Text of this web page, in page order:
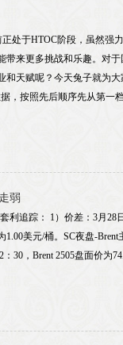
处于HTOC阶段，虽然强
带来更多挑战和乐趣。对
和天赋呢？今天兔子就为
，按照先后顺序先从第一
弱
追踪： 1）价差：3月28
美元/桶。SC夜盘-Brent
30，Brent 2505盘面价为